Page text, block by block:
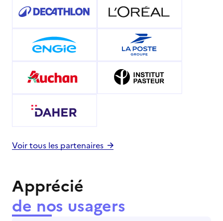
Voir tous les partenaires
Apprécié
de nos usagers